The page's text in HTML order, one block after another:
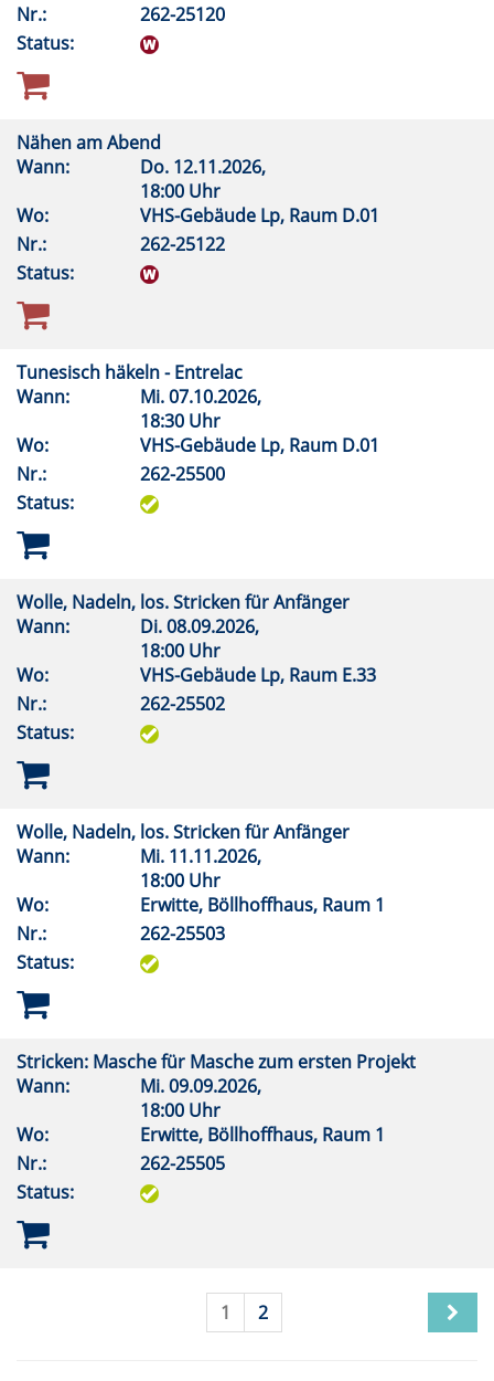
Nr.:
262-25120
Status:
Nähen am Abend
Wann:
Do. 12.11.2026,
18:00 Uhr
Wo:
VHS-Gebäude Lp, Raum D.01
Nr.:
262-25122
Status:
Tunesisch häkeln - Entrelac
Wann:
Mi.07.10.2026,
18:30 Uhr
Wo:
VHS-Gebäude Lp, Raum D.01
Nr.:
262-25500
Status:
Wolle, Nadeln, los. Stricken für Anfänger
Wann:
Di.08.09.2026,
18:00 Uhr
Wo:
VHS-Gebäude Lp, Raum E.33
Nr.:
262-25502
Status:
Wolle, Nadeln, los. Stricken für Anfänger
Wann:
Mi. 11.11.2026,
18:00 Uhr
Wo:
Erwitte, Böllhoffhaus, Raum 1
Nr.:
262-25503
Status:
Stricken: Masche für Masche zum ersten Projekt
Wann:
Mi.09.09.2026,
18:00 Uhr
Wo:
Erwitte, Böllhoffhaus, Raum 1
Nr.:
262-25505
Status:
1 2